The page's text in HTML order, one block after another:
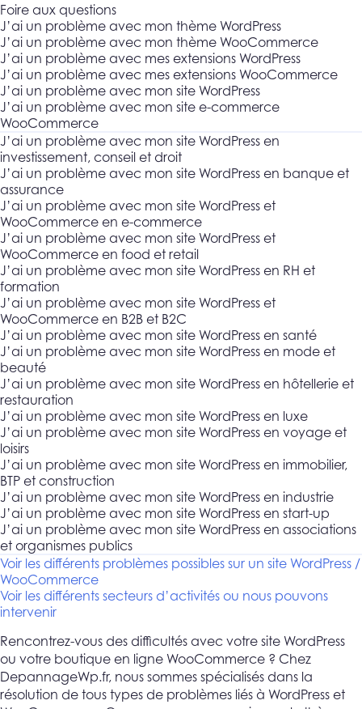
Foire aux questions
J’ai un problème avec mon thème WordPress
J’ai un problème avec mon thème WooCommerce
J’ai un problème avec mes extensions WordPress
J’ai un problème avec mes extensions WooCommerce
J’ai un problème avec mon site WordPress
J’ai un problème avec mon site e-commerce
WooCommerce
J’ai un problème avec mon site WordPress en
investissement, conseil et droit
J’ai un problème avec mon site WordPress en banque et
assurance
J’ai un problème avec mon site WordPress et
WooCommerce en e-commerce
J’ai un problème avec mon site WordPress et
WooCommerce en food et retail
J’ai un problème avec mon site WordPress en RH et
formation
J’ai un problème avec mon site WordPress et
WooCommerce en B2B et B2C
J’ai un problème avec mon site WordPress en santé
J’ai un problème avec mon site WordPress en mode et
beauté
J’ai un problème avec mon site WordPress en hôtellerie et
restauration
J’ai un problème avec mon site WordPress en luxe
J’ai un problème avec mon site WordPress en voyage et
loisirs
J’ai un problème avec mon site WordPress en immobilier,
BTP et construction
J’ai un problème avec mon site WordPress en industrie
J’ai un problème avec mon site WordPress en start-up
J’ai un problème avec mon site WordPress en associations
et organismes publics
Voir les différents problèmes possibles sur un site WordPress /
WooCommerce
Voir les différents secteurs d’activités ou nous pouvons
intervenir
Rencontrez-vous des difficultés avec votre site WordPress
ou votre boutique en ligne WooCommerce ? Chez
DepannageWp.fr, nous sommes spécialisés dans la
résolution de tous types de problèmes liés à WordPress et